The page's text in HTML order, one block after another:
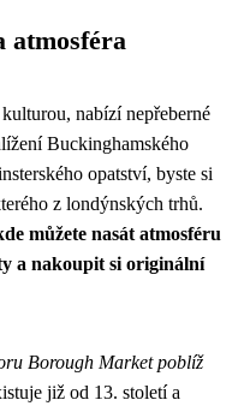
atmosféra
nabízí nepřeberné
Buckinghamského
opatství, byste si
z londýnských trhů.
můžete nasát atmosféru
a nakoupit si originální
Borough Market poblíž
již od 13. století a